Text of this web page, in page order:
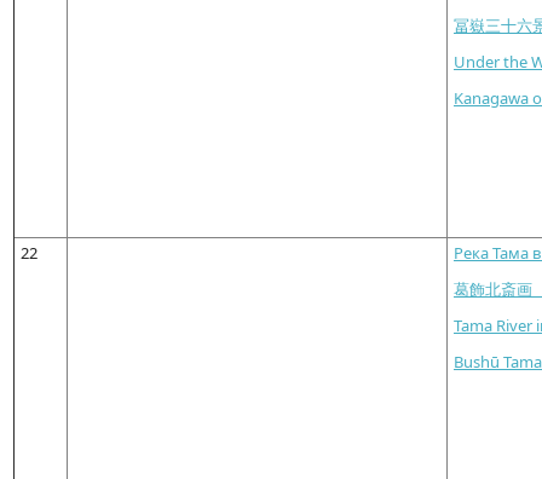
冨嶽三十
Under the
Kanagawa
22
Река Тама
葛飾北斎
Tama River
Bushū